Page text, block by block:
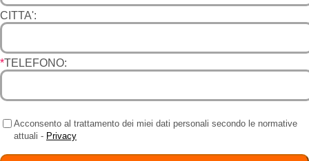
CITTA':
*TELEFONO:
Acconsento al trattamento dei miei dati personali secondo le normative
attuali - Privacy